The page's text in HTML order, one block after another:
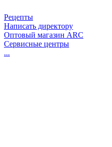
Рецепты
Написать директору
Оптовый магазин ARC
Сервисные центры
...